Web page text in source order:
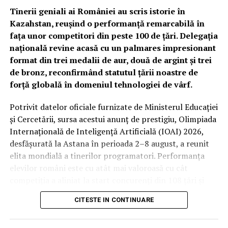
ilegale
Un element central al operațiunilor a fost colaborarea
directă cu autoritățile maghiare din cadrul Căpităniei
Superioare de Poliție a Comitatului Szabolcs-Szatmar-
Bereg. Această sinergie transfrontalieră este esențială
pentru prevenirea faptelor care pot afecta siguranța
națională, polițiștii de frontieră urmărind descurajarea
Conform comunicatului oficial, prezența activă în teren
a forțelor de ordine contribuie la menținerea unui climat
de liniște publică în zonele limitrofe graniței.
„Combaterea fenomenului infracțional transfrontalier
rămâne principalul nostru obiectiv”, au subliniat
domeniul siguranței naționale.
Bilanțul sancțiunilor în zona de
Tinerii geniali ai României au scris istorie în
Kazahstan, reușind o performanță remarcabilă în
fața unor competitori din peste 100 de țări. Delegația
națională revine acasă cu un palmares impresionant
format din trei medalii de aur, două de argint și trei
de bronz, reconfirmând statutul țării noastre de
forță globală în domeniul tehnologiei de vârf.
Potrivit datelor oficiale furnizate de Ministerul Educației
și Cercetării, sursa acestui anunț de prestigiu, Olimpiada
Internațională de Inteligență Artificială (IOAI) 2026,
desfășurată la Astana în perioada 2–8 august, a reunit
elita mondială a tinerilor programatori. Performanța
elevilor români este cu atât mai valoroasă cu cât
teritorii, toți luptând pentru supremație în cel mai
dinamic sector al științei contemporane.
CITESTE IN CONTINUARE